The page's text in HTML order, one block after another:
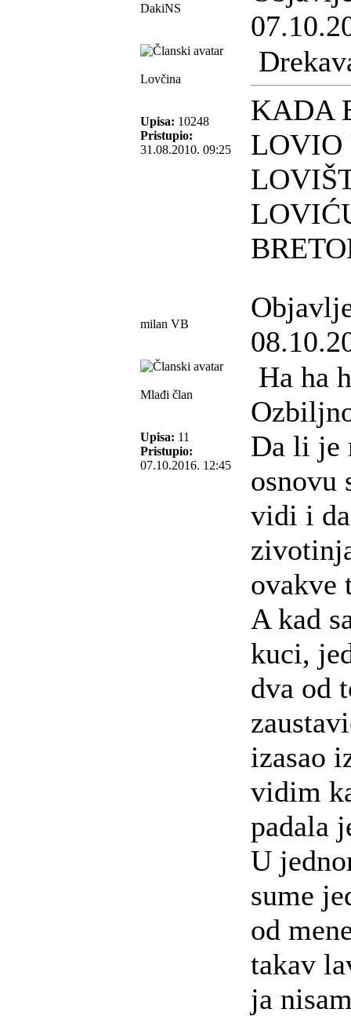
DakiNS
Lovčina
Upisa: 10248
Pristupio:
31.08.2010. 09:25
KADA
LOVIO
milan VB
Mlađi član
Upisa: 11
Pristupio:
07.10.2016. 12:45
Ha ha
Da li je
osnovu
vidi i
ovakve
A kad
kuci,
dva od
izasao
vidim
padala
U
sume
od
takav
ja